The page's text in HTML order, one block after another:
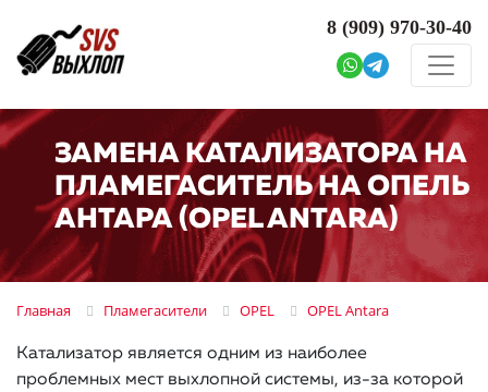
8 (909) 970-30-40
ЗАМЕНА КАТАЛИЗАТОРА НА
ПЛАМЕГАСИТЕЛЬ НА ОПЕЛЬ
АНТАРА (OPEL ANTARA)
Главная Пламегасители OPEL OPEL Antara
Катализатор является одним из наиболее
проблемных мест выхлопной системы, из-за которой